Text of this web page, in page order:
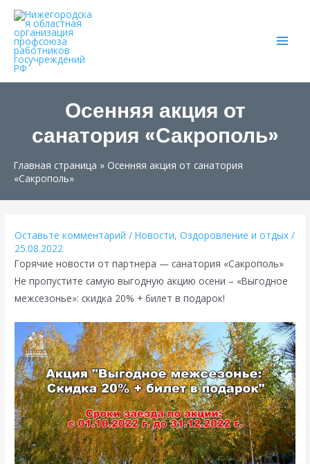
Осенняя акция от
санатория «Сакрополь»
Главная страница » Осенняя акция от санатория
«Сакрополь»
Оставьте комментарий /Новости,Оздоровление и отдых /
25.08.2022
Горячие новости от партнера — санатория «Сакрополь»
Не пропустите самую выгодную акцию осени – «Выгодное
межсезонье»: скидка 20% + билет в подарок!